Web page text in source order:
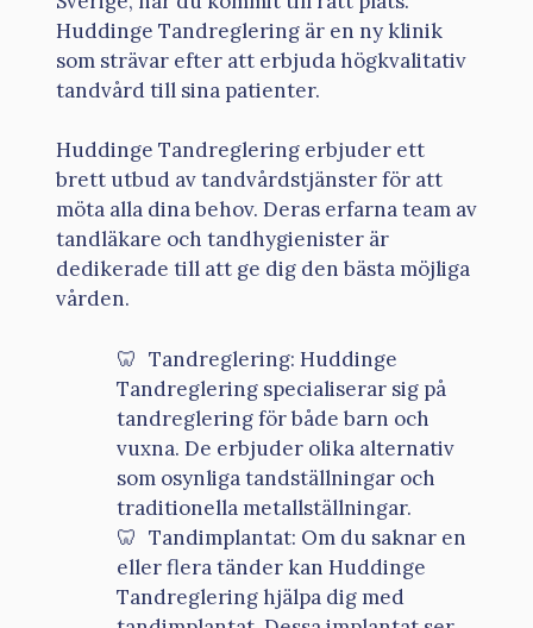
Huddinge Tandreglering är en ny klinik
som strävar efter att erbjuda högkvalitativ
tandvård till sina patienter.
Huddinge Tandreglering erbjuder ett
brett utbud av tandvårdstjänster för att
möta alla dina behov. Deras erfarna team av
tandläkare och tandhygienister är
dedikerade till att ge dig den bästa möjliga
vården.
Tandreglering: Huddinge
Tandreglering specialiserar sig på
tandreglering för både barn och
vuxna. De erbjuder olika alternativ
som osynliga tandställningar och
traditionella metallställningar.
Tandimplantat: Om du saknar en
eller flera tänder kan Huddinge
Tandreglering hjälpa dig med